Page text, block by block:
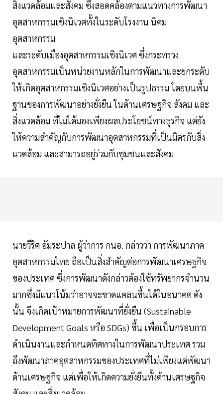
สิ่งแวดล้อมและสังคม ซึ่งสอดคล้องตามแนวทางการพัฒนา
อุตสาหกรรมเชิงนิเวศทั้งในระดับโรงงาน นิคม
อุตสาหกรรม
และระดับเมืองอุตสาหกรรมเชิงนิเวศ ซึ่งกระทรวง
อุตสาหกรรมเป็นหน่วยงานหลักในการพัฒนาและยกระดับ
ให้เกิดอุตสาหกรรมเชิงนิเวศอย่างเป็นรูปธรรม โดยบนพื้น
ฐานของการพัฒนาอย่างยั่งยืน ในด้านเศรษฐกิจ สังคม และ
สิ่งแวดล้อม ที่ไม่ได้มองเพียงผลประโยชน์ทางธุรกิจ แต่ยัง
ให้ความสำคัญกับการพัฒนาอุตสาหกรรมที่เป็นมิตรกับสิ่ง
แวดล้อม และสามารถอยู่ร่วมกับชุมชนและสังคม
นายวีริศ อัมระปาล ผู้ว่าการ กนอ. กล่าวว่า การพัฒนาภาค
อุตสาหกรรมไทย ถือเป็นสิ่งสำคัญต่อการพัฒนาเศรษฐกิจ
ของประเทศ ซึ่งการพัฒนาดังกล่าวต้องใช้ทรัพยากรจำนวน
มากซึ่งมีแนวโน้มว่าอาจจะขาดแคลนขึ้นได้ในอนาคต ดัง
นั้น จึงเกิดเป้าหมายการพัฒนาที่ยั่งยืน (Sustainable
Development Goals หรือ SDGs) ขึ้น เพื่อเป็นกรอบการ
ดำเนินงานและกำหนดทิศทางในการพัฒนาประเทศ รวม
ถึงพัฒนาภาคอุตสาหกรรมของประเทศที่ไม่เพียงแต่พัฒนา
ด้านเศรษฐกิจ แต่เพื่อให้เกิดความยั่งยืนทั้งด้านเศรษฐกิจ